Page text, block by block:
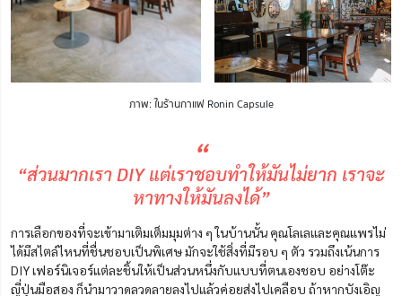
ภาพ: ในร้านกาแฟ Ronin Capsule
“
“ส่วนมากเรา DIY แต่เราชอบทำให้มันไม่ยาก เราจะ
หาทางให้มันลงได้”
การเลือกของที่จะเข้ามาเติมเต็มมุมต่าง ๆ ในบ้านนั้น คุณโลเลและคุณแพรไม่
ได้มีสไตล์ไหนที่ชื่นชอบเป็นพิเศษ มักจะใช้สิ่งที่มีรอบ ๆ ตัว รวมถึงเน้นการ
DIY เฟอร์นิเจอร์แต่ละชิ้นให้เป็นส่วนหนึ่งกับแบบที่ตนเองชอบ อย่างโต๊ะ
ญี่ปุ่นมือสอง ก็นำมาวาดลวดลายลงไปแล้วค่อยส่งไปเคลือบ ถ้าหากบังเอิญ